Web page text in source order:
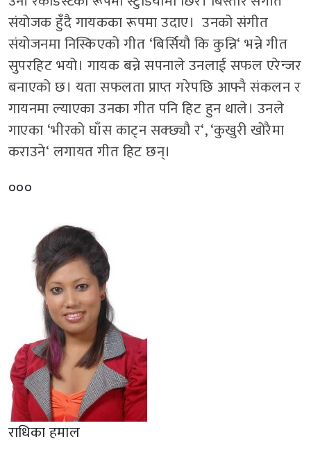
संयोजक हुँदै गायकका रूपमा उदाए। उनको संगीत
संयोजनमा निस्किएको गीत ‘बिर्सियौ कि कुन्नि‘भन्ने गीत
सुपरहिट भयो। गायक बन्ने सपनाले उनलाई सफल एरेन्जर
बनाएको छ। यता सफलता प्राप्त गरेपछि आफ्नै संकलन र
गायनमा ल्याएका उनका गीत पनि हिट हुन थाले। उनले
गाएका ‘भीरको घाँस काट्न सक्छ्यौ र‘, ‘कुखुरी खोरैमा
कराउने‘ लगायत गीत हिट छन्।
०००
राधिका हमाल